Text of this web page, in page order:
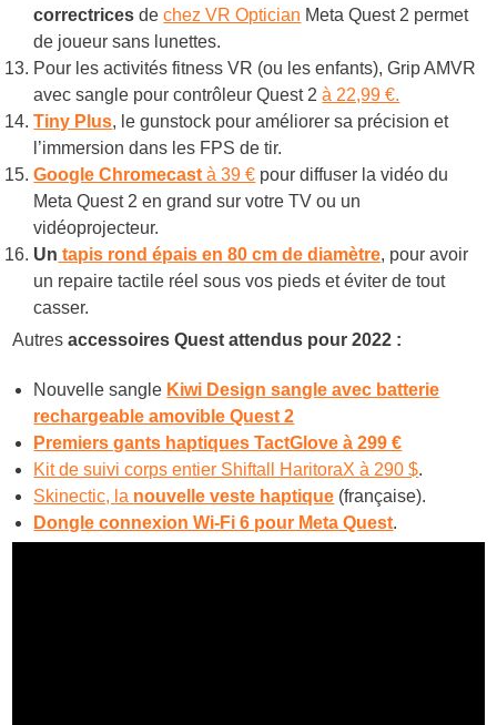
correctrices dechez VR Optician Meta Quest 2 permet
de joueur sans lunettes.
Pour les activités fitness VR (ou les enfants), Grip AMVR
avec sangle pour contrôleur Quest 2à 22,99 €.
Tiny Plus, le gunstock pour améliorer sa précision et
l’immersion dans les FPS de tir.
Google Chromecast à 39 € pour diffuser la vidéo du
Meta Quest 2 en grand sur votre TV ou un
vidéoprojecteur.
Un tapis rond épais en 80 cm de diamètre, pour avoir
un repaire tactile réel sous vos pieds et éviter de tout
casser.
Autresaccessoires Quest attendus pour 2022 :
Nouvelle sangle Kiwi Design sangle avec batterie
rechargeable amovible Quest 2
Premiers gants haptiques TactGlove à 299 €
Kit de suivi corps entier Shiftall HaritoraX à 290 $.
Skinectic, la nouvelle veste haptique (française).
Dongle connexion Wi-Fi 6 pour Meta Quest.